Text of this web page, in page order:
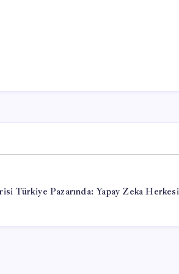
Türkiye Pazarında: Yapay Zeka